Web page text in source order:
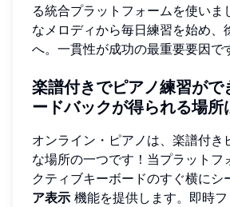
る統合プラットフォームを使いま
なメロディから毎日練習を始め、
へ。一貫性が成功の最重要要因で
楽譜付きでピアノ練習がで
ードバックが得られる場所
オンライン・ピアノは、楽譜付き
な場所の一つです！当プラットフ
クティブキーボードのすぐ横にシ
ア表示 機能を提供します。即時